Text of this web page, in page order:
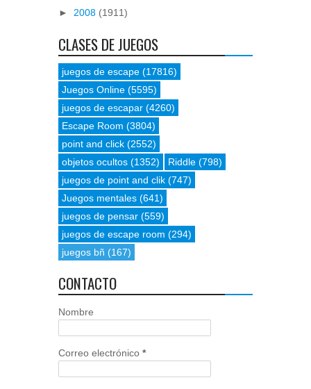
► 2008 (1911)
CLASES DE JUEGOS
juegos de escape (17816)
Juegos Online (5595)
juegos de escapar (4260)
Escape Room (3804)
point and click (2552)
objetos ocultos (1352) Riddle (798)
juegos de point and clik (747)
Juegos mentales (641)
juegos de pensar (559)
juegos de escape room (294)
juegos bñ (167)
CONTACTO
Nombre
Correo electrónico *